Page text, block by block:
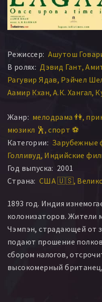
Режиссер: Ашутош
В ролях: Дэвид Гант
Рагувир Ядав Рэйчел
Аамир Кхан А.К. Хангал
Яшпал
Прадип Рават Грейси
Шри Валлабх Вьяс Амин
Бен Нилон
Дайя Шанкар
Ховард Ли Анупам
Джереми Чайлд
Эмин Гази Джон Роу
Нил Патрик Джэми
Алекс Ширтклифф
Жанр: мелодрама 👫
мюзикл 🕺 спорт ⚽
Категории: Зарубежные
Голливуд Индийские
Год выпуска: 2001
Страна: США 🇺🇸
1893 год. Индия
колонизаторов. Жители
Чэмпэн, страдающей от
подают прошение
сбором налогов,
высокомерный
несчастными,